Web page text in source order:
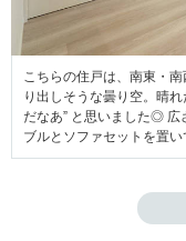
こちらの住戸は、南東・
り出しそうな曇り空。晴
だなあ” と思いました◎ 広
ブルとソファセットを置い